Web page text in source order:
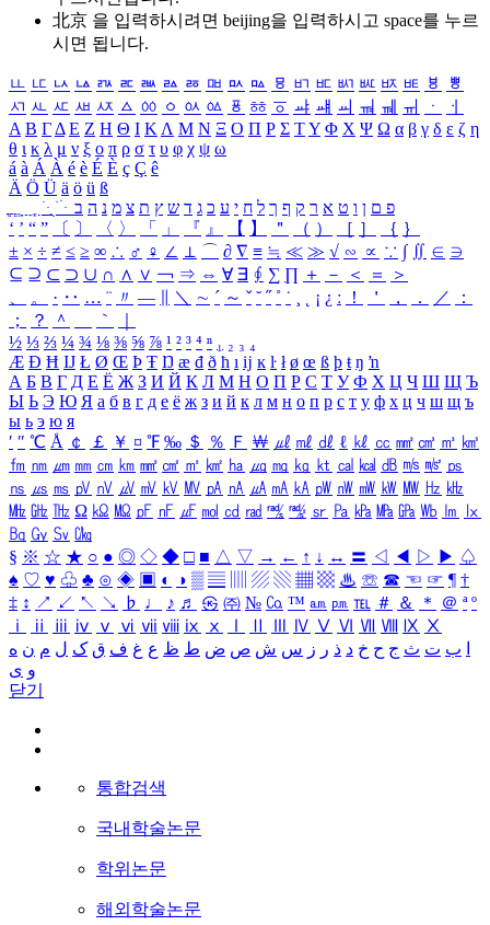
北京 을 입력하시려면 beijing을 입력하시고 space를 누르
시면 됩니다.
ㅥ ㅦ ㅧ ㅨ ㅩ ㅪ ㅫ ㅬ ㅭ ㅮ ㅯ ㅰ ㅱ ㅲ ㅳ ㅴ ㅵ ㅶ ㅷ ㅸ
ㅹ
ㅺ ㅻ ㅼ ㅽ ㅾ ㅿ ㆀ ㆁ ㆂ ㆃ ㆄ ㆅ ㆆ ㆇ ㆈ ㆉ ㆊ ㆋ ㆌ ㆍ
ㆎ
Α Β ΓΔ Ε Ζ Η Θ Ι ΚΛ Μ Ν Ξ Ο Π Ρ Σ ΤΥ Φ Χ Ψ Ω α β γ δ ε ζ η
θ ι κ λ μ ν ξ ο π ρ σ τ υ φ χ ψ ω
á à Á À é è É È ç Ç ê
Ä Ö Ü ä ö ü ß
ִֶֹ ֻּ ׁׂ פ ם ן ו ט א ר ק ף ך ל ח י ע כ ג ד ש ץ ת צ מ נ ה ב
‘ ’ “ ” 〔 〕 〈 〉 「 」 『 』 【 】 ＂ （ ） ［ ］ ｛ ｝
± × ÷ ≠ ≤ ≥ ∞ ∴ ♂ ♀ ∠ ⊥ ⌒ ∂ ∇ ≡ ≒ ≪ ≫ √ ∽ ∝ ∵ ∫ ∬ ∈ ∋
⊆ ⊇ ⊂ ⊃ ∪ ∩ ∧ ∨ ￢ ⇒ ⇔ ∀ ∃ ∮ ∑ ∏ ＋ － ＜ ＝
＞
、
。 · ‥ … ¨ 〃 ― ＼ ∼ ´ ～ ˇ ˘ ˝ ˚ ˙ ¸ ¡ ¿ ː ！ ＇ ， ． ／
：
；
？ ＾ ｀
½ ⅓ ⅔ ¼ ¾ ⅛ ⅜ ⅝ ⅞ ¹ ² ³ ⁴ ⁿ ₁ ₂ ₃ ₄
Æ Ð Ħ Ĳ Ł Ø Œ Þ Ŧ Ŋ æ đ ð ħ ı ĳ ĸ ŀ ł ø œ ß þ ŧ ŋ ŉ
А Б В Г Д Е Ё Ж З И Й К Л М Н О П Р С Т У Ф Х Ц Ч Ш Щ Ъ
Ы Ь Э Ю Я а б в г д е ё ж з и й к л м н о п р с т у ф х ц ч ш щ ъ
ы ь э ю я
′ ″ ℃ Å ￠ ￡ ￥ ¤ ℉ ‰ ＄ ％ Ｆ ￦ ㎕ ㎖ ㎗ ℓ ㎘ ㏄ ㎣ ㎤ ㎥ ㎦
㎙ ㎚ ㎛ ㎜ ㎝ ㎞ ㎟ ㎠ ㎡ ㎢ ㏊ ㎍ ㎎ ㎏ ㏏ ㎈ ㎉ ㏈ ㎧ ㎨ ㎰
㎱ ㎲ ㎳ ㎴ ㎵ ㎶ ㎷ ㎸ ㎹ ㎀ ㎁ ㎂ ㎃ ㎄ ㎺ ㎻ ㎽ ㎾ ㎿ ㎐ ㎑
㎒ ㎓ ㎔ Ω ㏀ ㏁ ㎊ ㎋ ㎌ ㏖ ㏅ ㎭ ㎮ ㎯ ㏛ ㎩ ㎪ ㎫ ㎬ ㏝ ㏐
㏓
㏃ ㏉ ㏜ ㏆
§ ※ ☆ ★ ○ ● ◎ ◇ ◆ □ ■ △ ▽ → ← ↑ ↓ ↔ 〓 ◁ ◀ ▷ ▶ ♤
♠ ♡ ♥ ♧ ♣ ⊙ ◈ ▣ ◐ ◑ ▒ ▤ ▨ ▧ ▦ ▩ ♨ ☏ ☎ ☜ ☞ ¶ †
‡ ↕ ↗ ↙ ↖ ↘ ♭ ♩ ♪ ♬ ㉿ ㈜ № ㏇ ™ ㏂ ㏘ ℡ ＃ ＆ ＊ ＠ ª º
ⅰ
ⅱ ⅲ ⅳ ⅴ ⅵ ⅶ ⅷ ⅸ ⅹ Ⅳ Ⅴ Ⅵ Ⅶ Ⅷ Ⅸ Ⅹ
ب ت ث ج ح خ د ذ ر ز س ش ص ض ط ظ ع غ ف ق ک ل م ن ه
و ی
닫기
통합검색
국내학술논문
학위논문
해외학술논문